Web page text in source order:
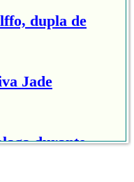
dupla de
Jade
durante